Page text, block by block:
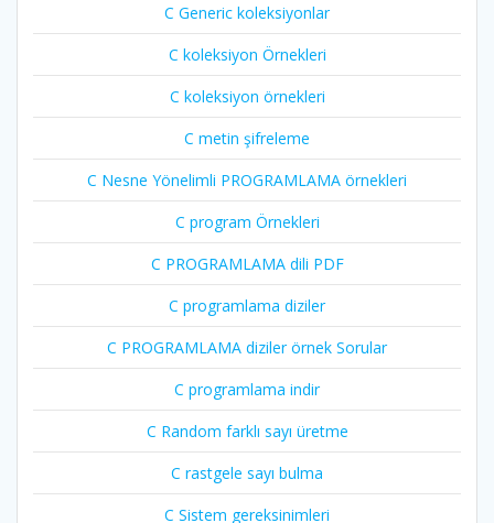
C Generic koleksiyonlar
C koleksiyon Örnekleri
C koleksiyon örnekleri
C metin şifreleme
C Nesne Yönelimli PROGRAMLAMA örnekleri
C program Örnekleri
C PROGRAMLAMA dili PDF
C programlama diziler
C PROGRAMLAMA diziler örnek Sorular
C programlama indir
C Random farklı sayı üretme
C rastgele sayı bulma
C Sistem gereksinimleri